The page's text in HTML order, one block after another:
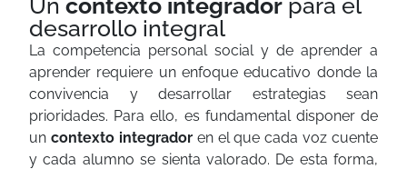
Un contexto integrador para el
desarrollo integral
La competencia personal social y de aprender a
aprender requiere un enfoque educativo donde la
convivencia y desarrollar estrategias sean
prioridades. Para ello, es fundamental disponer de
un contexto integradoren el que cada voz cuente
y cada alumno se sienta valorado. De esta forma,